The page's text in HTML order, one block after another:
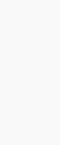
A